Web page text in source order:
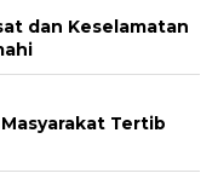
dan Keselamatan
Tertib